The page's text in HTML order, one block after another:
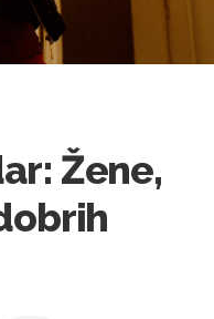
Žene,